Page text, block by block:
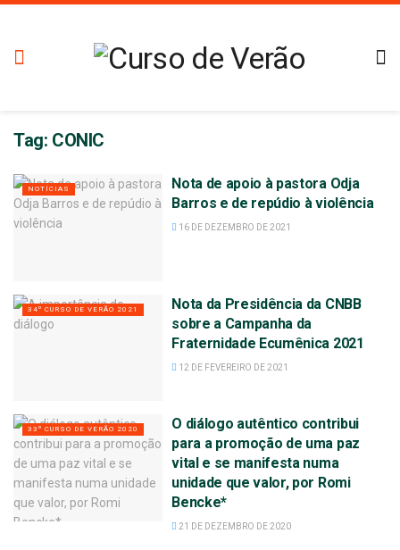
Tag: CONIC
NOTÍCIAS
Nota de apoio à pastora Odja
Barros e de repúdio à violência
16 DE DEZEMBRO DE 2021
34º CURSO DE VERÃO 2021
Nota da Presidência da CNBB
sobre a Campanha da
Fraternidade Ecumênica 2021
12 DE FEVEREIRO DE 2021
33º CURSO DE VERÃO 2020
O diálogo autêntico contribui
para a promoção de uma paz
vital e se manifesta numa
unidade que valor, por Romi
Bencke*
21 DE DEZEMBRO DE 2020